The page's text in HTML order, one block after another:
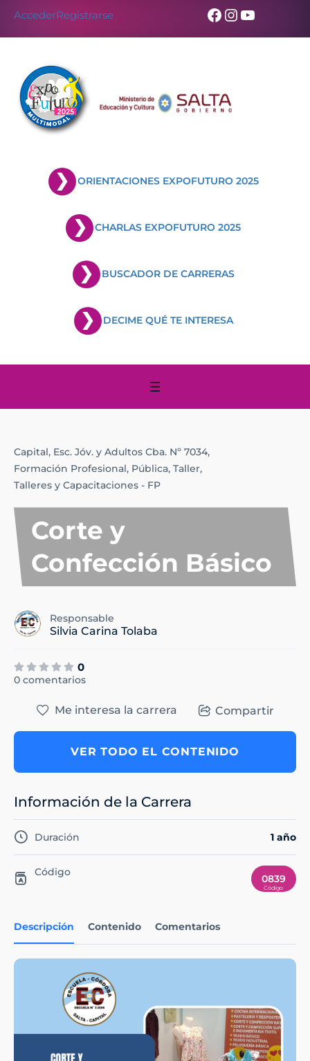
AccederRegistrarse Facebook
Instagram
YouTube
ORIENTACIONES EXPOFUTURO 2025
CHARLAS EXPOFUTURO 2025
BUSCADOR DE CARRERAS
DECIME QUÉ TE INTERESA
Capital, Esc. Jóv. y Adultos Cba. Nº 7034,
Formación Profesional, Pública, Taller,
Talleres y Capacitaciones - FP
Corte y
Confección Básico
Responsable
Silvia Carina Tolaba
0
0 comentarios
Descripción Contenido Comentarios
Me interesa la carrera Compartir
VER TODO EL CONTENIDO
Información de la Carrera
Duración 1 año
Código
0839